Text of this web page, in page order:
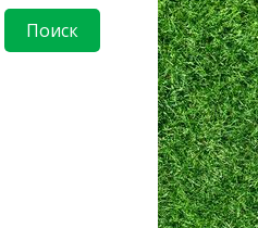
Поиск